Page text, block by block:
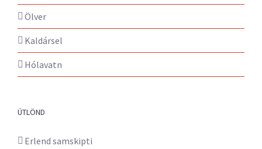
Ölver
Kaldársel
Hólavatn
ÚTLÖND
Erlend samskipti